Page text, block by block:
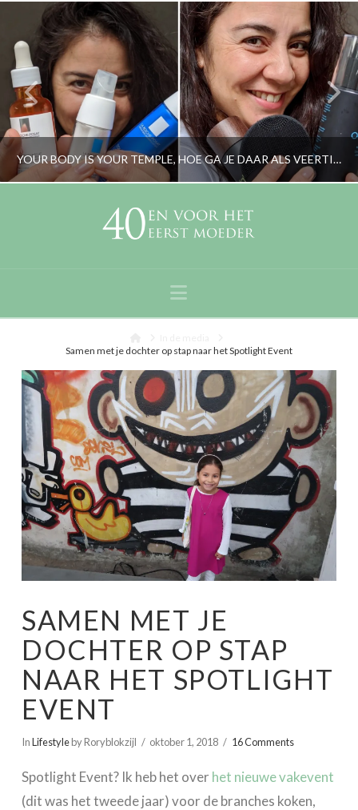
YOUR BODY IS YOUR TEMPLE, HOE GA JE DAAR ALS VEERTIGPLUSSER MEE OM?
RORYBLOKZIJL
Navigation
Samen met je dochter op stap naar het Spotlight Event
SAMEN MET JE
DOCHTER OP STAP
NAAR HET SPOTLIGHT
EVENT
InLifestyleby Roryblokzijl oktober 1, 2018 16 Comments
Spotlight Event? Ik heb het over het nieuwe vakevent
(dit was het tweede jaar) voor de branches koken,